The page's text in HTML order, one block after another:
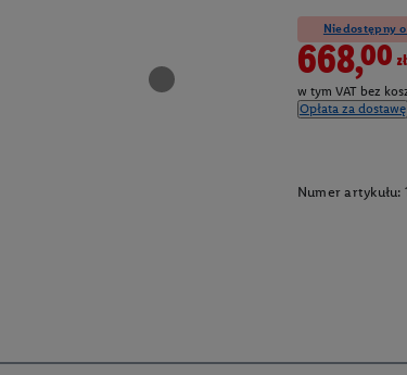
Niedostępny
668,00zł
w tym VAT bez
Opłata za dostawę
Numer artykułu: